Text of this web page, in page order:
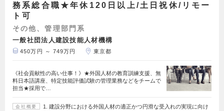
務系総合職★年休120日以上/土日祝休/リモー
ト可
その他、管理部門系
一般社団法人建設技能人材機構
450万円 ～ 749万円 東京都
《社会貢献性の高い仕事！》★外国人材の教育訓練支援、無
料日本語講座、特定技能評価試験の管理業務などをチームで
担当★採用で…
会社概要
1. 建設分野における外国人材の適正かつ円滑な受入れの実現に向け